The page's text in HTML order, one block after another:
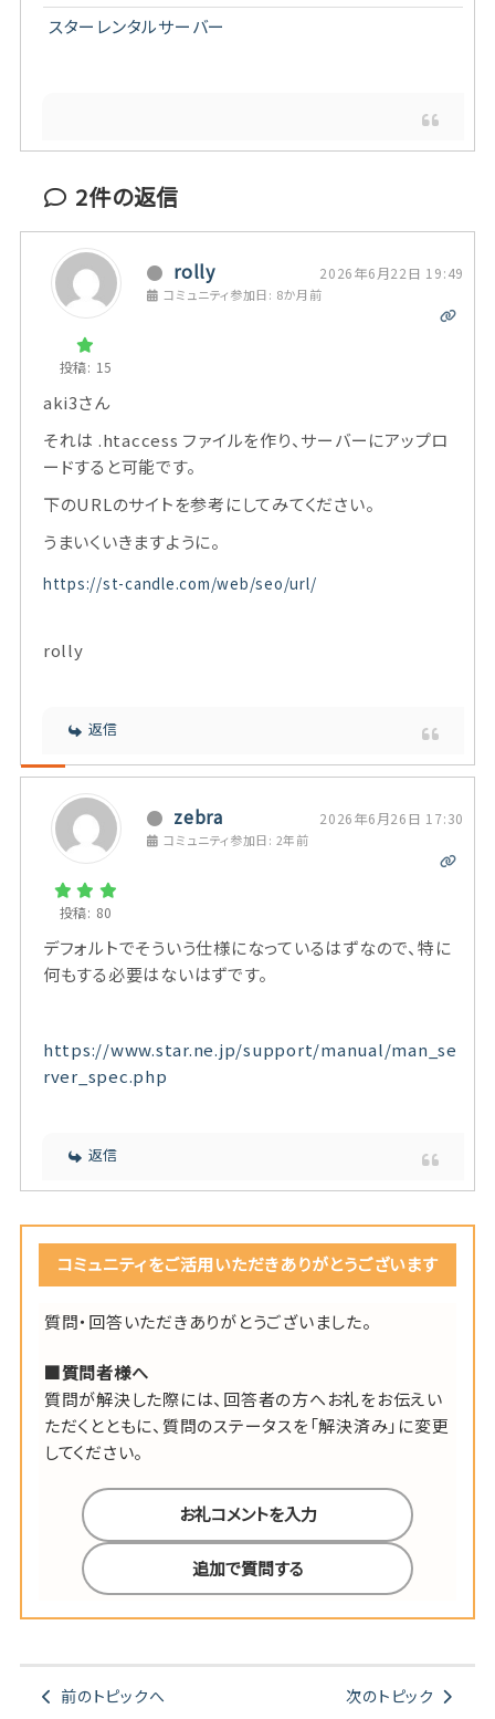
スターレンタルサーバー
2件の返信
投稿: 15
rolly 2026年6月22日 19:49
コミュニティ参加日: 8か月前
aki3さん
それは .htaccess ファイルを作り、サーバーにアップロ
ードすると可能です。
下のURLのサイトを参考にしてみてください。
うまいくいきますように。
https://st-candle.com/web/seo/url/
rolly
返信
投稿: 80
zebra 2026年6月26日 17:30
コミュニティ参加日: 2年前
デフォルトでそういう仕様になっているはずなので、特に
何もする必要はないはずです。
https://www.star.ne.jp/support/manual/man_se
rver_spec.php
返信
コミュニティをご活用いただきありがとうございます
質問・回答いただきありがとうございました。
■質問者様へ
質問が解決した際には、回答者の方へお礼をお伝えい
ただくとともに、質問のステータスを「解決済み」に変更
してください。
お礼コメントを入力
追加で質問する
前のトピックへ 次のトピック